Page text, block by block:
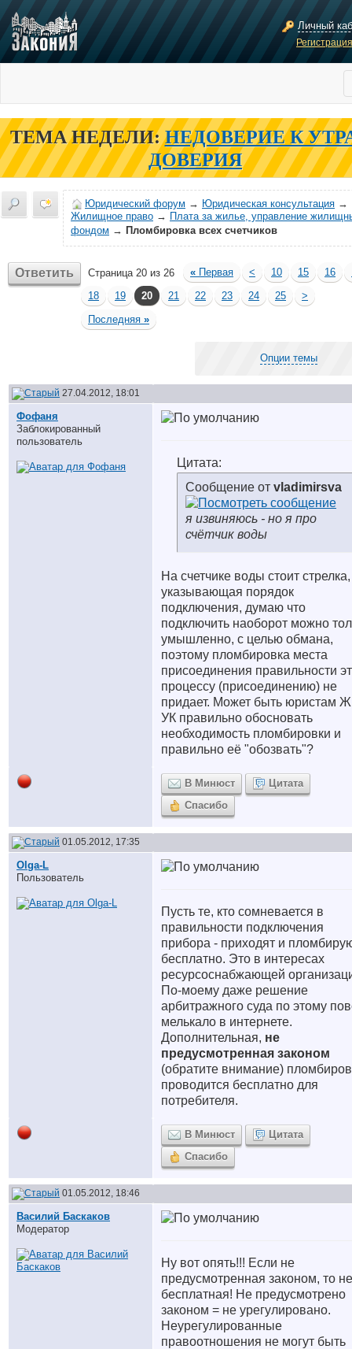
Личный
ТЕМА НЕДЕЛИ: НЕДОВЕРИЕ К
ДОВЕРИЯ
Юридический форум → Юридическая консультация →
Жилищное право → Плата за жилье, управление
фондом → Пломбировка всех счетчиков
Ответить Страница 20 из 26 « Первая < 10 15 16
18
19 20 21 22 23 24 25
>
Последняя »
Опции темы
27.04.2012, 18:01
Фофаня
Заблокированный
пользователь
Цитата:
Сообщение от vladimirsva
я извиняюсь - но я про
счётчик воды
На счетчике воды стоит стрелка,
указывающая порядок
подключения, думаю что
подключить наоборот можно
умышленно, с целью обмана,
поэтому пломбировка места
присоединения правильности
процессу (присоединению) не
придает. Может быть юристам
УК правильно обосновать
необходимость пломбировки и
правильно её "обозвать"?
В Минюст
Цитата
Спасибо
01.05.2012, 17:35
Olga-L
Пользователь
Пусть те, кто сомневается в
правильности подключения
прибора - приходят и
бесплатно. Это в интересах
ресурсоснабжающей
По-моему даже решение
арбитражного суда по этому
мелькало в интернете.
Дополнительная, не
предусмотренная законом
(обратите внимание)
проводится бесплатно для
потребителя.
В Минюст
Цитата
Спасибо
01.05.2012, 18:46
Василий Баскаков
Модератор
Ну вот опять!!! Если не
предусмотренная законом, то не
бесплатная! Не предусмотрено
законом = не урегулировано.
Неурегулированные
правоотношения не могут быть